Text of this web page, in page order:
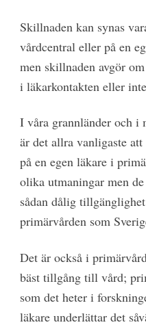
Skillnaden kan synas
vårdcentral eller på en
men skillnaden avgör
i läkarkontakten eller
I våra grannländer och i
är det allra vanligaste
på en egen läkare i
olika utmaningar men
sådan dålig
primärvården som
Det är också i
bäst tillgång till vård;
som det heter i
läkare underlättar det